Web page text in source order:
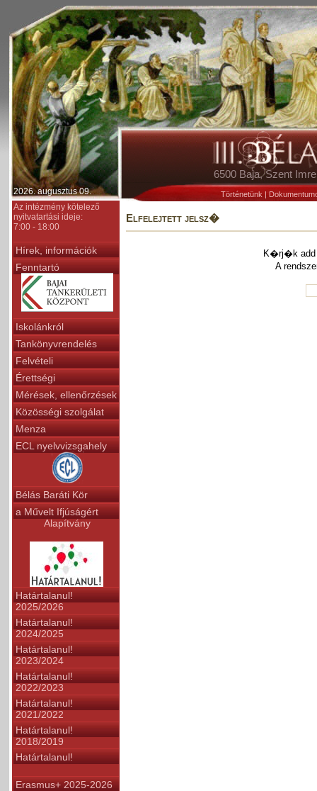
2026. augusztus 09.
6500 Baja, Szent
Történetünk |
Az intézmény kötelező
nyitvatartási ideje:
7:00 - 18:00
Hírek, információk
Fenntartó
Iskolánkról
Tankönyvrendelés
Felvételi
Érettségi
Mérések, ellenőrzések
Közösségi szolgálat
Menza
ECL nyelvvizsgahely
Bélás Baráti Kör
a Művelt Ifjúságért
Alapítvány
Határtalanul!
2025/2026
Határtalanul!
2024/2025
Határtalanul!
2023/2024
Határtalanul!
2022/2023
Határtalanul!
2021/2022
Határtalanul!
2018/2019
Határtalanul!
Erasmus+ 2025-2026
Elfelejtett jelsz�
K�rj�k add
A